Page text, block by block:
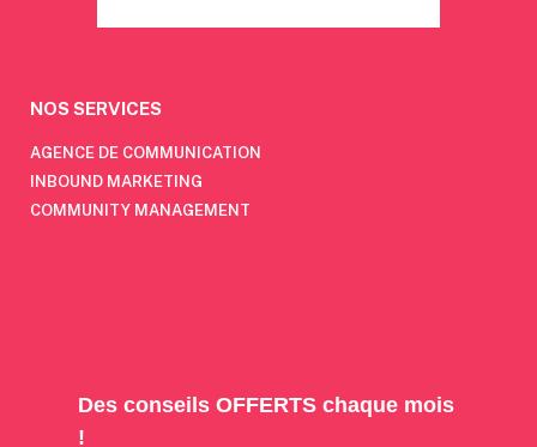
NOS SERVICES
AGENCE DE COMMUNICATION
INBOUND MARKETING
COMMUNITY MANAGEMENT